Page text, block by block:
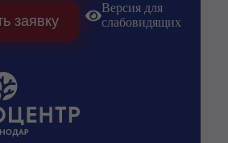
заявку
Версия для
слабовидящих